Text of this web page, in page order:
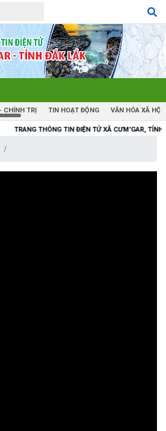
Tiếng Việt Tiếng Anh
CHÍNH TRỊ TIN HOẠT ĐỘNG VĂN HÓA XÃ HỘI
TIN ĐIỆN TỬ XÃ CƯM'GAR, TỈNH ĐẮK LẮK